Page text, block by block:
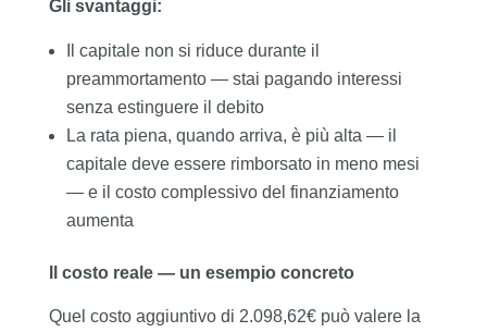
Gli svantaggi:
Il capitale non si riduce durante il
preammortamento — stai pagando interessi
senza estinguere il debito
La rata piena, quando arriva, è più alta — il
capitale deve essere rimborsato in meno mesi
— e il costo complessivo del finanziamento
aumenta
Il costo reale — un esempio concreto
Quel costo aggiuntivo di 2.098,62€ può valere la